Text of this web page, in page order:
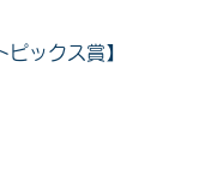
ピックス賞】